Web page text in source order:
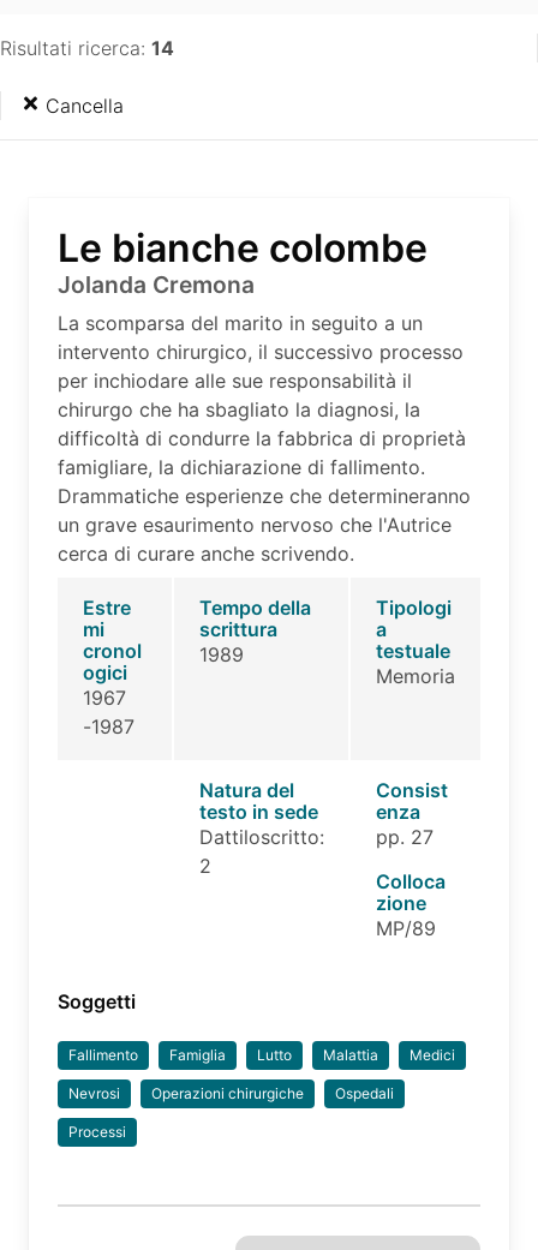
Risultati ricerca: 14
Cancella
Le bianche colombe
Jolanda Cremona
La scomparsa del marito in seguito a un
intervento chirurgico, il successivo processo
per inchiodare alle sue responsabilità il
chirurgo che ha sbagliato la diagnosi, la
difficoltà di condurre la fabbrica di proprietà
famigliare, la dichiarazione di fallimento.
Drammatiche esperienze che determineranno
un grave esaurimento nervoso che l'Autrice
cerca di curare anche scrivendo.
Estre
mi
cronol
ogici
1967
-1987
Tempo della
scrittura
1989
Tipologi
a
testuale
Memoria
Natura del
testo in sede
Dattiloscritto:
2
Consist
enza
pp. 27
Colloca
zione
MP/89
Soggetti
Fallimento Famiglia Lutto Malattia Medici
Nevrosi Operazioni chirurgiche Ospedali
Processi